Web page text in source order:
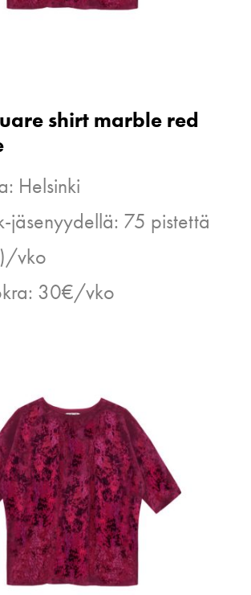
shirt marble red
Helsinki
jäsenyydellä: 75 pistettä
vko
30€/vko